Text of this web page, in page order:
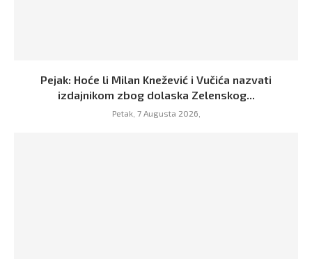
Pejak: Hoće li Milan Knežević i Vučića nazvati
izdajnikom zbog dolaska Zelenskog...
Petak, 7 Augusta 2026,